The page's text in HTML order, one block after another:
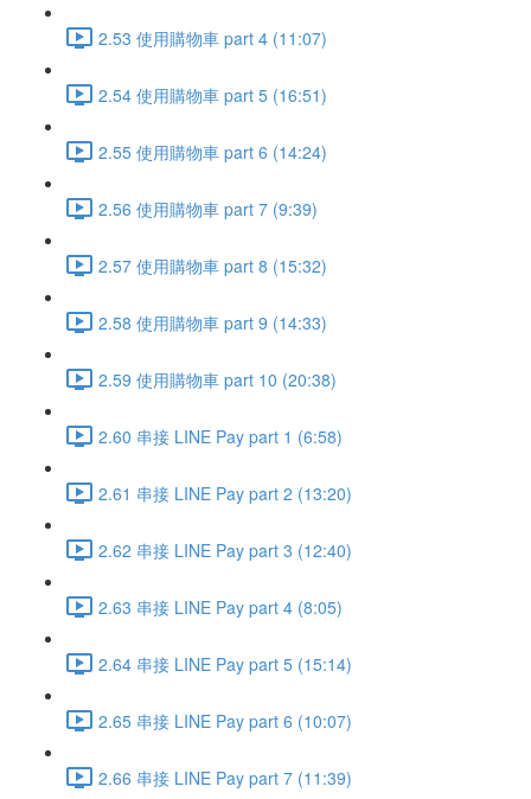
2.53 使用購物車 part 4 (11:07)
2.54 使用購物車 part 5 (16:51)
2.55 使用購物車 part 6 (14:24)
2.56 使用購物車 part 7 (9:39)
2.57 使用購物車 part 8 (15:32)
2.58 使用購物車 part 9 (14:33)
2.59 使用購物車 part 10 (20:38)
2.60 串接 LINE Pay part 1 (6:58)
2.61 串接 LINE Pay part 2 (13:20)
2.62 串接 LINE Pay part 3 (12:40)
2.63 串接 LINE Pay part 4 (8:05)
2.64 串接 LINE Pay part 5 (15:14)
2.65 串接 LINE Pay part 6 (10:07)
2.66 串接 LINE Pay part 7 (11:39)